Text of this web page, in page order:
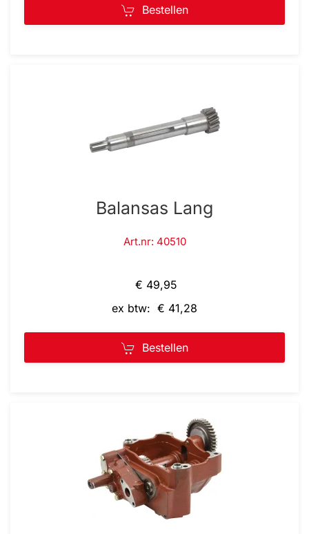
Bestellen
Balansas Lang
Art.nr: 40510
€ 49,95
ex btw: € 41,28
Bestellen